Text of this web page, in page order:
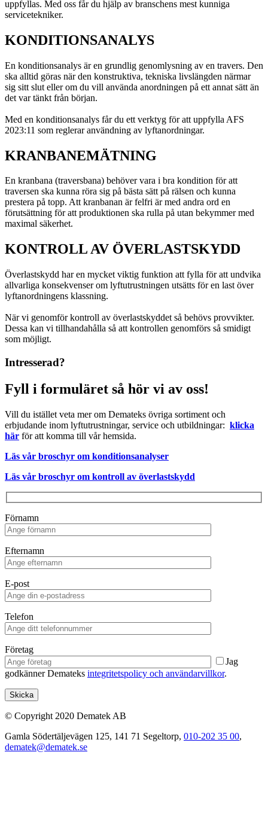
uppfyllas. Med oss får du hjälp av branschens mest kunniga
servicetekniker.
KONDITIONSANALYS
En konditionsanalys är en grundlig genomlysning av en travers. Den
ska alltid göras när den konstruktiva, tekniska livslängden närmar
sig sitt slut eller om du vill använda anordningen på ett annat sätt än
det var tänkt från början.
Med en konditionsanalys får du ett verktyg för att uppfylla AFS
2023:11 som reglerar användning av lyftanordningar.
KRANBANEMÄTNING
En kranbana (traversbana) behöver vara i bra kondition för att
traversen ska kunna röra sig på bästa sätt på rälsen och kunna
prestera på topp. Att kranbanan är felfri är med andra ord en
förutsättning för att produktionen ska rulla på utan bekymmer med
maximal säkerhet.
KONTROLL AV ÖVERLASTSKYDD
Överlastskydd har en mycket viktig funktion att fylla för att undvika
allvarliga konsekvenser om lyftutrustningen utsätts för en last över
lyftanordningens klassning.
När vi genomför kontroll av överlastskyddet så behövs provvikter.
Dessa kan vi tillhandahålla så att kontrollen genomförs så smidigt
som möjligt.
Intresserad?
Fyll i formuläret så hör vi av oss!
Vill du istället veta mer om Demateks övriga sortiment och
erbjudande inom lyftutrustningar, service och utbildningar: klicka
här för att komma till vår hemsida.
Läs vår broschyr om konditionsanalyser
Läs vår broschyr om kontroll av överlastskydd
Förnamn
Efternamn
E-post
Telefon
Företag
Jag
godkänner Demateks integritetspolicy och användarvillkor.
© Copyright 2020 Dematek AB
Gamla Södertäljevägen 125, 141 71 Segeltorp, 010-202 35 00,
dematek@dematek.se